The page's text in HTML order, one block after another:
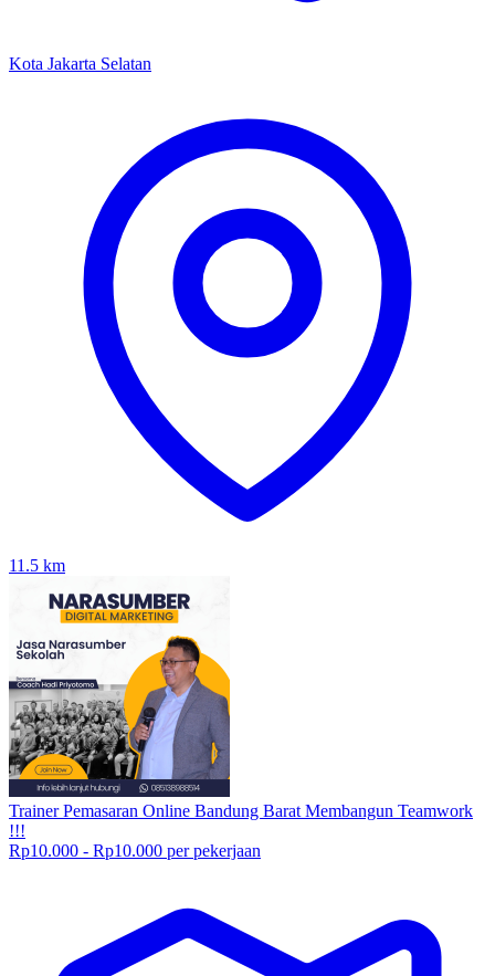
Kota Jakarta Selatan
11.5 km
Trainer Pemasaran Online Bandung Barat Membangun Teamwork
!!!
Rp10.000 - Rp10.000 per pekerjaan